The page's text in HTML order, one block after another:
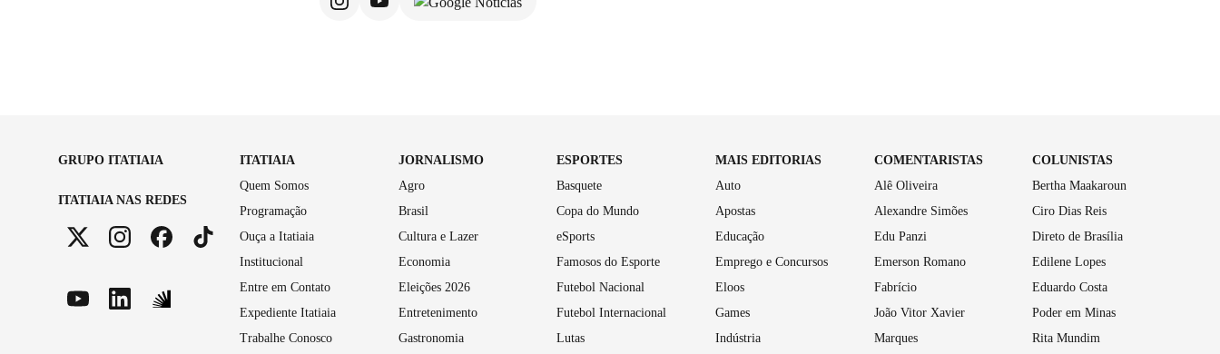
GRUPO ITATIAIA
ITATIAIA NAS REDES
ITATIAIA
Quem Somos
Programação
Ouça a Itatiaia
Institucional
Entre em Contato
Expediente Itatiaia
Trabalhe Conosco
JORNALISMO
Agro
Brasil
Cultura e Lazer
Economia
Eleições 2026
Entretenimento
Gastronomia
ESPORTES
Basquete
Copa do Mundo
eSports
Famosos do Esporte
Futebol Nacional
Futebol Internacional
Lutas
MAIS EDITORIAS
Auto
Apostas
Educação
Emprego e Concursos
Eloos
Games
Indústria
COMENTARISTAS
Alê Oliveira
Alexandre Simões
Edu Panzi
Emerson Romano
Fabrício
João Vitor Xavier
Marques
COLUNISTAS
Bertha Maakaroun
Ciro Dias Reis
Direto de Brasília
Edilene Lopes
Eduardo Costa
Poder em Minas
Rita Mundim